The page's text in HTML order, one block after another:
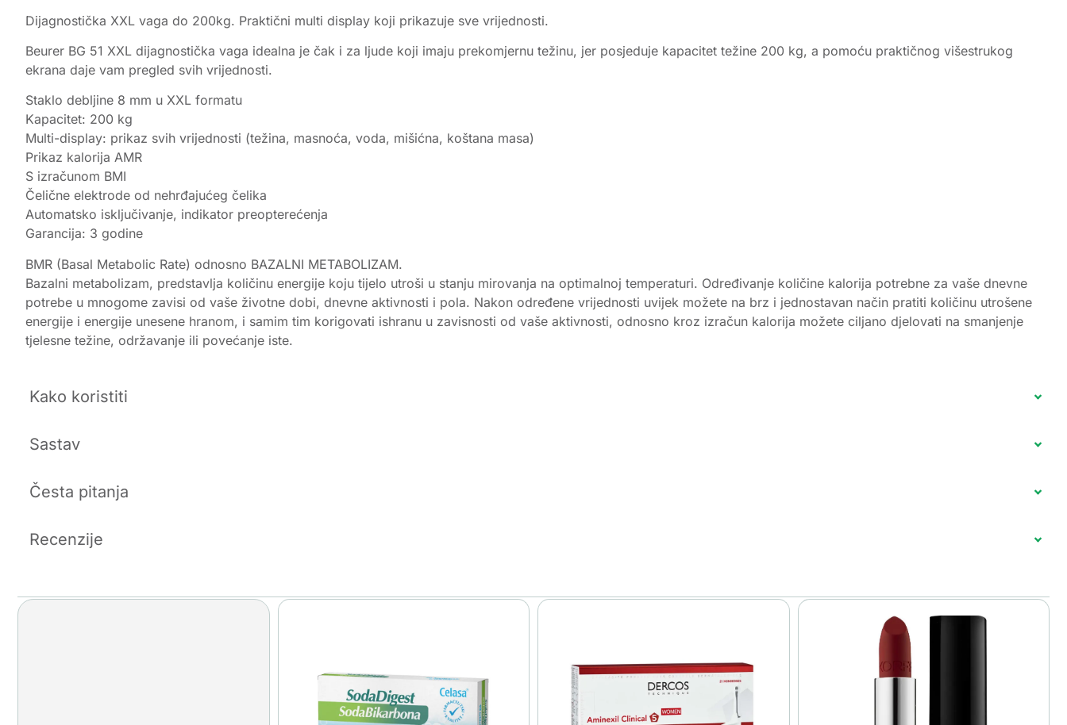
Dijagnostička XXL vaga do 200kg. Praktični multi display koji prikazuje sve vrijednosti.
Beurer BG 51 XXL dijagnostička vaga idealna je čak i za ljude koji imaju prekomjernu težinu, jer posjeduje kapacitet težine 200 kg, a pomoću praktičnog višestrukog
ekrana daje vam pregled svih vrijednosti.
Staklo debljine 8 mm u XXL formatu
Kapacitet: 200 kg
Multi-display: prikaz svih vrijednosti (težina, masnoća, voda, mišićna, koštana masa)
Prikaz kalorija AMR
S izračunom BMI
Čelične elektrode od nehrđajućeg čelika
Automatsko isključivanje, indikator preopterećenja
Garancija: 3 godine
BMR (Basal Metabolic Rate) odnosno BAZALNI METABOLIZAM.
Bazalni metabolizam, predstavlja količinu energije koju tijelo utroši u stanju mirovanja na optimalnoj temperaturi. Određivanje količine kalorija potrebne za vaše dnevne
potrebe u mnogome zavisi od vaše životne dobi, dnevne aktivnosti i pola. Nakon određene vrijednosti uvijek možete na brz i jednostavan način pratiti količinu utrošene
energije i energije unesene hranom, i samim tim korigovati ishranu u zavisnosti od vaše aktivnosti, odnosno kroz izračun kalorija možete ciljano djelovati na smanjenje
tjelesne težine, održavanje ili povećanje iste.
Kako koristiti
Sastav
Česta pitanja
Recenzije